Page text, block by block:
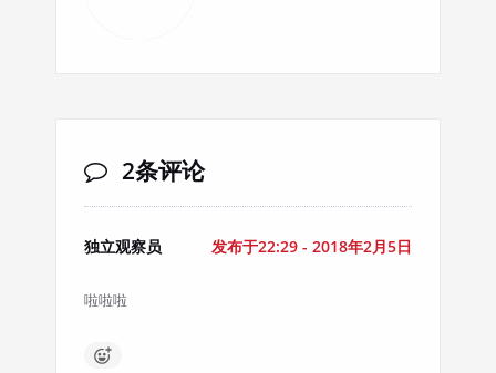
2条评论
独立观察员 发布于22:29 - 2018年2月5日
啦啦啦